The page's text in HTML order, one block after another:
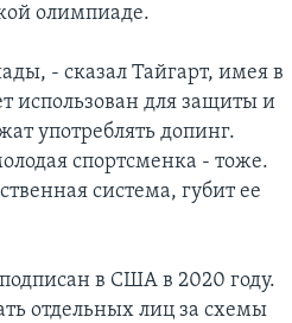
олимпиаде.
- сказал Тайгарт, имея в
использован для защиты и
употреблять допинг.
спортсменка - тоже.
система, губит ее
в США в 2020 году.
отдельных лиц за схемы